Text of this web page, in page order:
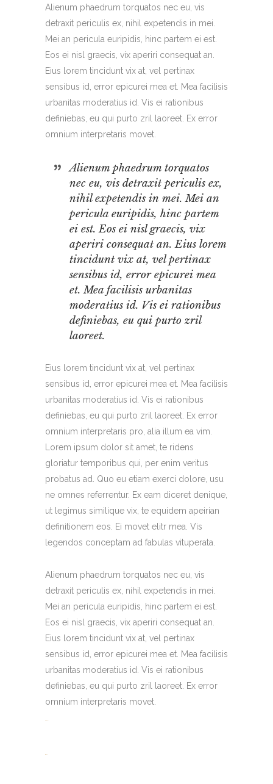
Alienum phaedrum torquatos nec eu, vis
detraxit periculis ex, nihil expetendis in mei.
Mei an pericula euripidis, hinc partem ei est.
Eos ei nisl graecis, vix aperiri consequat an.
Eius lorem tincidunt vix at, vel pertinax
sensibus id, error epicurei mea et. Mea facilisis
urbanitas moderatius id. Vis ei rationibus
definiebas, eu qui purto zril laoreet. Ex error
omnium interpretaris movet.
Alienum phaedrum torquatos
nec eu, vis detraxit periculis ex,
nihil expetendis in mei. Mei an
pericula euripidis, hinc partem
ei est. Eos ei nisl graecis, vix
aperiri consequat an. Eius lorem
tincidunt vix at, vel pertinax
sensibus id, error epicurei mea
et. Mea facilisis urbanitas
moderatius id. Vis ei rationibus
definiebas, eu qui purto zril
laoreet.
Eius lorem tincidunt vix at, vel pertinax
sensibus id, error epicurei mea et. Mea facilisis
urbanitas moderatius id. Vis ei rationibus
definiebas, eu qui purto zril laoreet. Ex error
omnium interpretaris pro, alia illum ea vim.
Lorem ipsum dolor sit amet, te ridens
gloriatur temporibus qui, per enim veritus
probatus ad. Quo eu etiam exerci dolore, usu
ne omnes referrentur. Ex eam diceret denique,
ut legimus similique vix, te equidem apeirian
definitionem eos. Ei movet elitr mea. Vis
legendos conceptam ad fabulas vituperata.
Alienum phaedrum torquatos nec eu, vis
detraxit periculis ex, nihil expetendis in mei.
Mei an pericula euripidis, hinc partem ei est.
Eos ei nisl graecis, vix aperiri consequat an.
Eius lorem tincidunt vix at, vel pertinax
sensibus id, error epicurei mea et. Mea facilisis
urbanitas moderatius id. Vis ei rationibus
definiebas, eu qui purto zril laoreet. Ex error
omnium interpretaris movet.